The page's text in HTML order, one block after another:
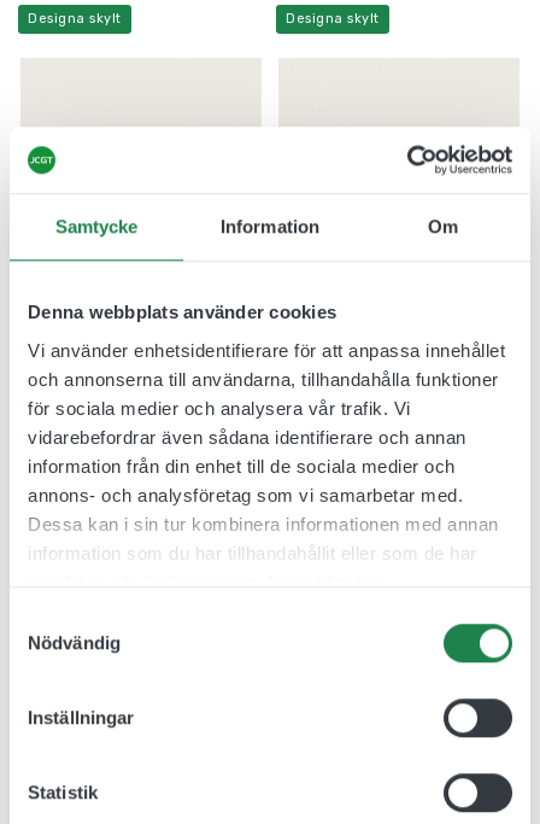
Samtycke Information Om
Denna webbplats använder cookies
Vi använder enhetsidentifierare för att anpassa innehållet
och annonserna till användarna, tillhandahålla funktioner
för sociala medier och analysera vår trafik. Vi
vidarebefordrar även sådana identifierare och annan
information från din enhet till de sociala medier och
annons- och analysföretag som vi samarbetar med.
Dessa kan i sin tur kombinera informationen med annan
information som du har tillhandahållit eller som de har
Nödvändig
Inställningar
Statistik
Designa skylt Designa skylt
Sjuksköterska i Plast 80
x 30 mm
86.00 kr
Inkl. moms
Designa skylt
Arbetsterapeut i Plast
80 x 25 mm
94.00 kr
Inkl. moms
Designa skylt
Namnskylt valfritt namn